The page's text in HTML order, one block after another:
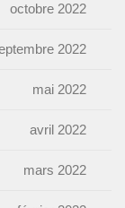
octobre 2022
2022
mai 2022
avril 2022
mars 2022